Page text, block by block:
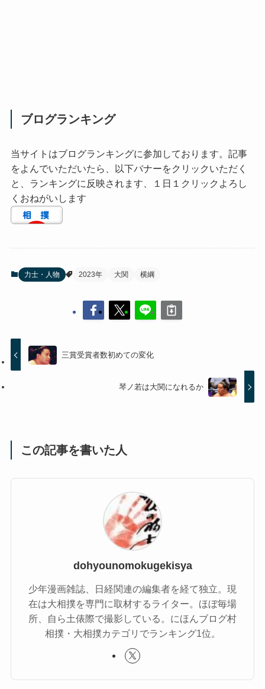
ブログランキング
当サイトはブログランキングに参加しております。記事
をよんでいただいたら、以下バナーをクリックいただく
と、ランキングに反映されます、１日１クリックよろし
くおねがいします
力士・人物 2023年 大関 横綱
三賞受賞者数初めての変化
琴ノ若は大関になれるか
この記事を書いた人
dohyounomokugekisya
少年漫画雑誌、日経関連の編集者を経て独立。現
在は大相撲を専門に取材するライター。ほぼ毎場
所、自ら土俵際で撮影している。にほんブログ村
相撲・大相撲カテゴリでランキング1位。